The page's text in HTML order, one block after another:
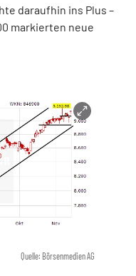
daraufhin ins Plus –
markierten neue
Quelle: Börsenmedien AG